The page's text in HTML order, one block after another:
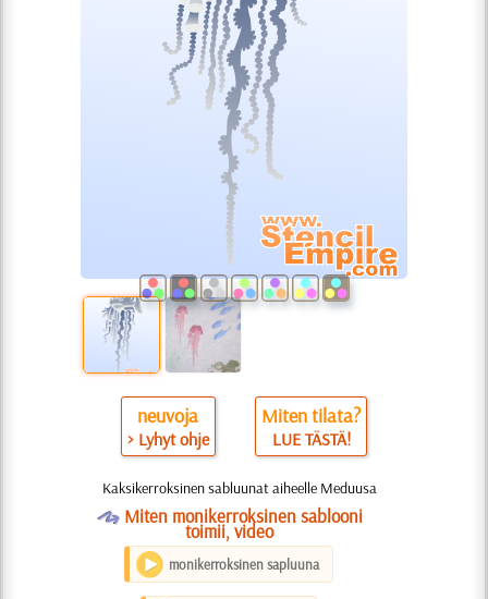
neuvoja
> Lyhyt ohje
Miten tilata?
LUE TÄSTÄ!
Kaksikerroksinen sabluunat aiheelle Meduusa
OMiten monikerroksinen sablooni
toimii, video
monikerroksinen sapluuna